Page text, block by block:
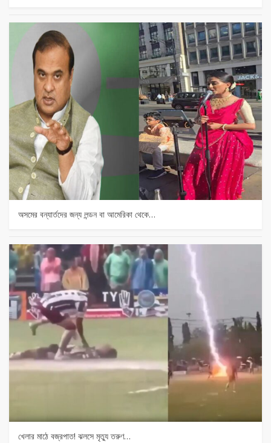
অসমের বন্যার্তদের জন্য লন্ডন বা আমেরিকা থেকে…
খেলার মাঠে বজ্রপাত! ঝলসে মৃত্যু তরুণ…